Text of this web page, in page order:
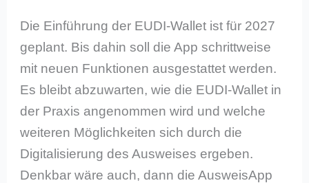
Die Einführung der EUDI-Wallet ist für 2027
geplant. Bis dahin soll die App schrittweise
mit neuen Funktionen ausgestattet werden.
Es bleibt abzuwarten, wie die EUDI-Wallet in
der Praxis angenommen wird und welche
weiteren Möglichkeiten sich durch die
Digitalisierung des Ausweises ergeben.
Denkbar wäre auch, dann die AusweisApp